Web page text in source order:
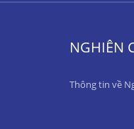
NGHIÊN
Thông tin về